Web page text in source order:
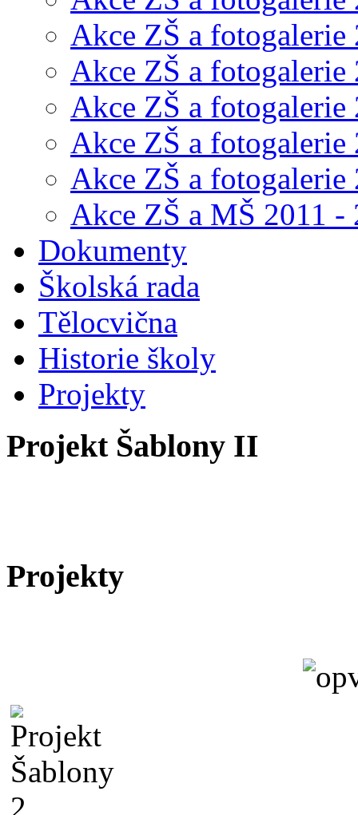
Akce ZŠ a fotogalerie
Akce ZŠ a fotogalerie
Akce ZŠ a fotogalerie
Akce ZŠ a fotogalerie
Akce ZŠ a fotogalerie
Akce ZŠ a MŠ 2011 -
Dokumenty
Školská rada
Tělocvična
Historie školy
Projekty
Projekt Šablony II
Projekty